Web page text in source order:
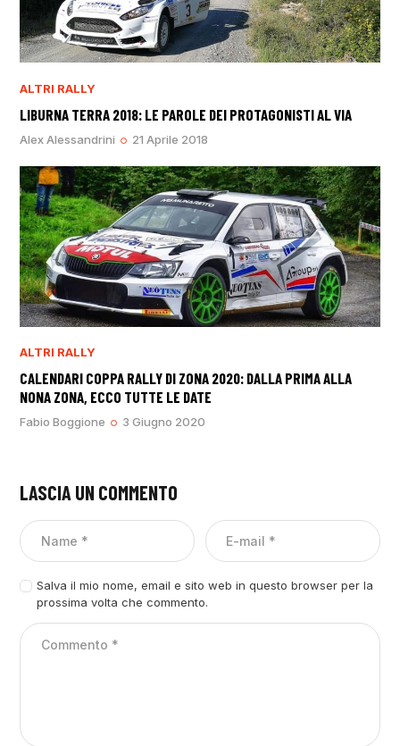
ALTRI RALLY
LIBURNA TERRA 2018: LE PAROLE DEI PROTAGONISTI AL VIA
Alex Alessandrini 21 Aprile 2018
ALTRI RALLY
CALENDARI COPPA RALLY DI ZONA 2020: DALLA PRIMA ALLA
NONA ZONA, ECCO TUTTE LE DATE
Fabio Boggione 3 Giugno 2020
LASCIA UN COMMENTO
Salva il mio nome, email e sito web in questo browser per la
prossima volta che commento.